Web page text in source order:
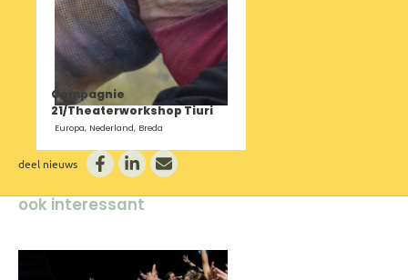
Compagnie
21/Theaterworkshop Tiuri
Europa, Nederland, Breda
deel nieuws
ook interessant